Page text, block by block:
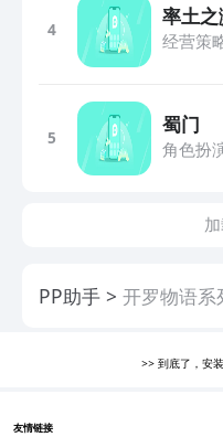
4
率土
经营策
5
蜀门
角色扮
PP助手 开罗物语
>> 到底了，安装
友情链接